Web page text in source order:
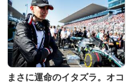
まさに運命のイタズラ。オコ